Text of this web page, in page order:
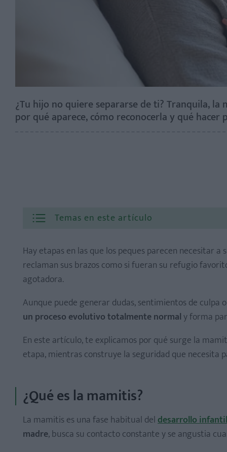
¿Tu hijo no quiere separarse de ti? Tranquila,
por qué aparece, cómo reconocerla y qué
Temas en este artículo
Despídete de forma breve, clara y afectuosa
Crea rutinas predecibles
Fomenta la autonomía emocional
Practica separaciones progresivas
Hay etapas en las que los peques parecen necesitar
reclaman sus brazos como si fueran su refugio
agotadora.
Aunque puede generar dudas, sentimientos de culpa
un proceso evolutivo totalmente normaly forma
En este artículo, te explicamos por qué surge la
etapa, mientras construye la seguridad que necesita
¿Qué es la mamitis?
La mamitis es una fase habitual deldesarrollo infantil
madre, busca su contacto constante y se angustia